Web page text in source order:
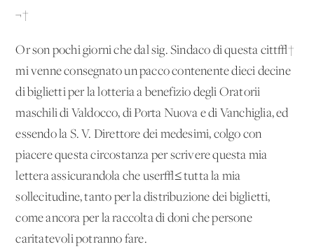
¬†
Or son pochi giorni che dal sig. Sindaco di questa citt√†
mi venne consegnato un pacco contenente dieci decine
di biglietti per la lotteria a benefizio degli Oratorii
maschili di Valdocco, di Porta Nuova e di Vanchiglia, ed
essendo la S. V. Direttore dei medesimi, colgo con
piacere questa circostanza per scrivere questa mia
lettera assicurandola che user√≤ tutta la mia
sollecitudine, tanto per la distribuzione dei biglietti,
come ancora per la raccolta di doni che persone
caritatevoli potranno fare.